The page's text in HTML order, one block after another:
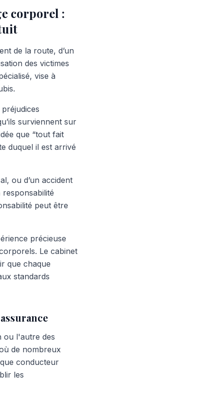
corporel :
de la route, d’un
des victimes
vise à
surviennent sur
que “tout fait
duquel il est arrivé
ou d’un accident
responsabilité
peut être
précieuse
Le cabinet
que chaque
standards
ou l'autre des
de nombreux
conducteur
les